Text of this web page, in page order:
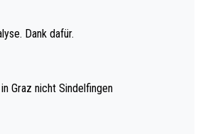
Dank dafür.
Graz nicht Sindelfingen